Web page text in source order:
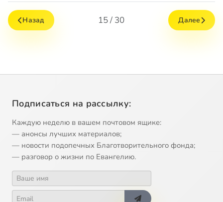
Назад 15 / 30 Далее
Подписаться на рассылку:
Каждую неделю в вашем почтовом ящике:
— анонсы лучших материалов;
— новости подопечных Благотворительного фонда;
— разговор о жизни по Евангелию.